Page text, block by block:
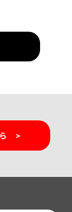
ら >